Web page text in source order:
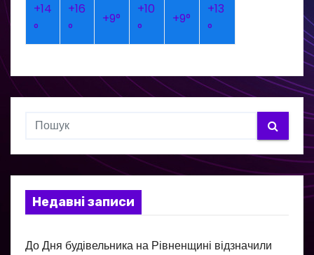
+14
°
+16
°
+9°
+10
°
+9°
+13
°
Недавні записи
До Дня будівельника на Рівненщині відзначили